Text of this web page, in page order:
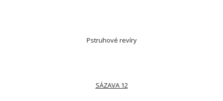
Pstruhové revíry
SÁZAVA 12